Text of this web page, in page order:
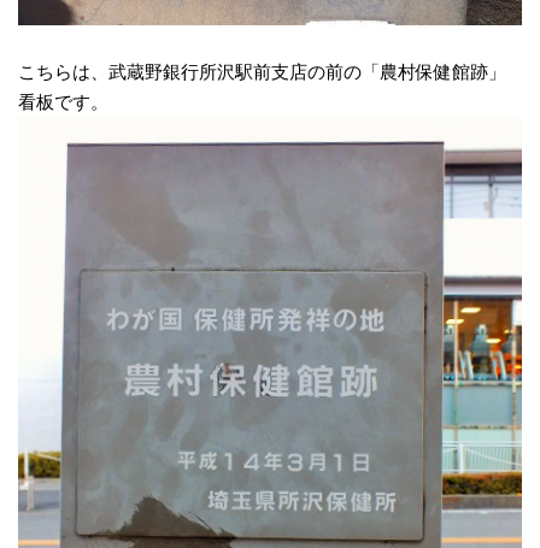
こちらは、武蔵野銀行所沢駅前支店の前の「農村保健館跡」
看板です。